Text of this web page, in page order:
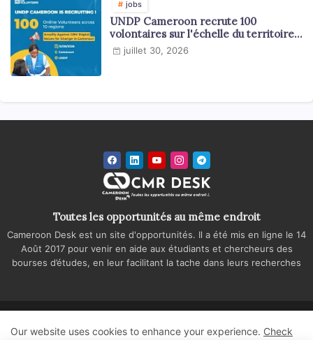
jobs
UNDP Cameroon recrute 100
volontaires sur l'échelle du territoire
national
juillet 30, 2026
Toutes les opportunités au même endroit
Cameroon Desk est un site d'opportunités. Il a été mis en ligne le 14
Août 2017 pour venir en aide aux étudiants et chercheurs des
bourses d’études, en leur facilitant la tache dans leurs recherches
Politique de confidentialité
Regie publicitaire
Our website uses cookies to enhance your experience. Check